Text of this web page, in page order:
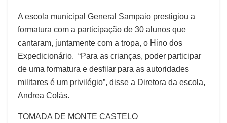
A escola municipal General Sampaio prestigiou a
formatura com a participação de 30 alunos que
cantaram, juntamente com a tropa, o Hino dos
Expedicionário. “Para as crianças, poder participar
de uma formatura e desfilar para as autoridades
militares é um privilégio”, disse a Diretora da escola,
Andrea Colás.
TOMADA DE MONTE CASTELO